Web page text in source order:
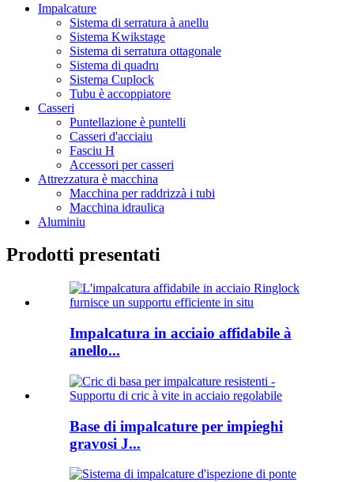
Impalcature
Sistema di serratura à anellu
Sistema Kwikstage
Sistema di serratura ottagonale
Sistema di quadru
Sistema Cuplock
Tubu è accoppiatore
Casseri
Puntellazione è puntelli
Casseri d'acciaiu
Fasciu H
Accessori per casseri
Attrezzatura è macchina
Macchina per raddrizzà i tubi
Macchina idraulica
Aluminiu
Prodotti presentati
Impalcatura in acciaio affidabile à
anello...
Base di impalcature per impieghi
gravosi J...